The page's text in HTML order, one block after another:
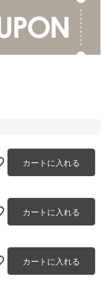
カートに入れる
カートに入れる
カートに入れる